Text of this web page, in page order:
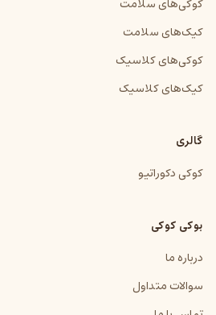
کوکی‌های سلامت
کیک‌های سلامت
کوکی‌های کلاسیک
کیک‌های کلاسیک
گالری
کوکی دکوراتیو
بوکی کوکی
درباره ما
سوالات متداول